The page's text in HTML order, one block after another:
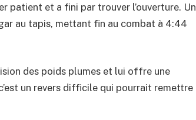
patient et a fini par trouver l’ouverture. Un
au tapis, mettant fin au combat à 4:44
des poids plumes et lui offre une
un revers difficile qui pourrait remettre